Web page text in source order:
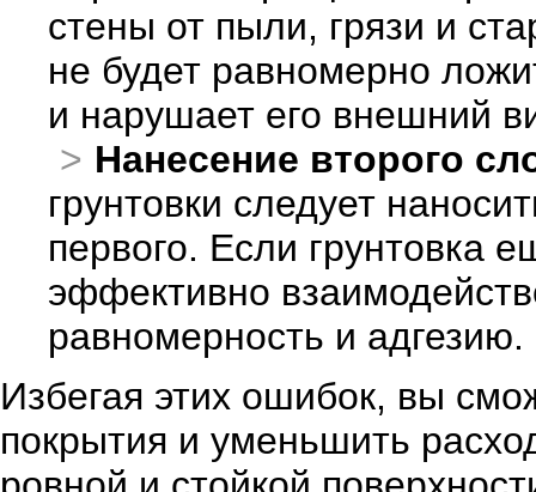
стены от пыли, грязи и
не будет равномерно
и нарушает его внешний
Нанесение второго
грунтовки следует
первого. Если грунтовка
эффективно
равномерность и адгезию.
Избегая этих ошибок, вы
покрытия и уменьшить